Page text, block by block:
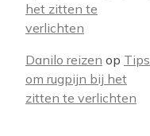
het zitten te
verlichten
Danilo reizen op Tips
om rugpijn bij het
zitten te verlichten